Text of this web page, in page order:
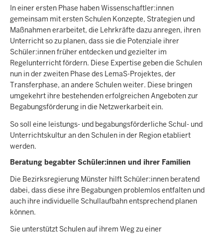
In einer ersten Phase haben Wissenschaftler:innen
gemeinsam mit ersten Schulen Konzepte, Strategien und
Maßnahmen erarbeitet, die Lehrkräfte dazu anregen, ihren
Unterricht so zu planen, dass sie die Potenziale ihrer
Schüler:innen früher entdecken und gezielter im
Regelunterricht fördern. Diese Expertise geben die Schulen
nun in der zweiten Phase des LemaS-Projektes, der
Transferphase, an andere Schulen weiter. Diese bringen
umgekehrt ihre bestehenden erfolgreichen Angeboten zur
Begabungsförderung in die Netzwerkarbeit ein.
So soll eine leistungs- und begabungsförderliche Schul- und
Unterrichtskultur an den Schulen in der Region etabliert
werden.
Beratung begabter Schüler:innen und ihrer Familien
Die Bezirksregierung Münster hilft Schüler:innen beratend
dabei, dass diese ihre Begabungen problemlos entfalten und
auch ihre individuelle Schullaufbahn entsprechend planen
können.
Sie unterstützt Schulen auf ihrem Weg zu einer